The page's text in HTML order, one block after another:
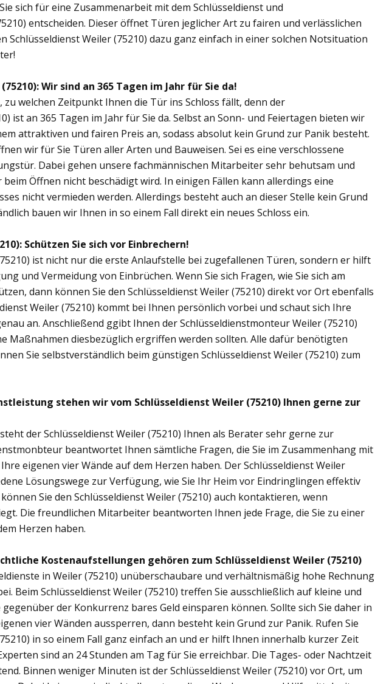
sich für eine Zusammenarbeit mit dem Schlüsseldienst und
entscheiden. Dieser öffnet Türen jeglicher Art zu fairen und verlässlichen
Schlüsseldienst Weiler (75210) dazu ganz einfach in einer solchen Notsituation
Wir sind an 365 Tagen im Jahr für Sie da!
zu welchen Zeitpunkt Ihnen die Tür ins Schloss fällt, denn der
ist an 365 Tagen im Jahr für Sie da. Selbst an Sonn- und Feiertagen bieten wir
attraktiven und fairen Preis an, sodass absolut kein Grund zur Panik besteht.
wir für Sie Türen aller Arten und Bauweisen. Sei es eine verschlossene
Dabei gehen unsere fachmännischen Mitarbeiter sehr behutsam und
Öffnen nicht beschädigt wird. In einigen Fällen kann allerdings eine
nicht vermieden werden. Allerdings besteht auch an dieser Stelle kein Grund
bauen wir Ihnen in so einem Fall direkt ein neues Schloss ein.
Schützen Sie sich vor Einbrechern!
ist nicht nur die erste Anlaufstelle bei zugefallenen Türen, sondern er hilft
und Vermeidung von Einbrüchen. Wenn Sie sich Fragen, wie Sie sich am
dann können Sie den Schlüsseldienst Weiler (75210) direkt vor Ort ebenfalls
Weiler (75210) kommt bei Ihnen persönlich vorbei und schaut sich Ihre
an. Anschließend ggibt Ihnen der Schlüsseldienstmonteur Weiler (75210)
Maßnahmen diesbezüglich ergriffen werden sollten. Alle dafür benötigten
Sie selbstverständlich beim günstigen Schlüsseldienst Weiler (75210) zum
stehen wir vom Schlüsseldienst Weiler (75210) Ihnen gerne zur
der Schlüsseldienst Weiler (75210) Ihnen als Berater sehr gerne zur
beantwortet Ihnen sämtliche Fragen, die Sie im Zusammenhang mit
eigenen vier Wände auf dem Herzen haben. Der Schlüsseldienst Weiler
Lösungswege zur Verfügung, wie Sie Ihr Heim vor Eindringlingen effektiv
Sie den Schlüsseldienst Weiler (75210) auch kontaktieren, wenn
Die freundlichen Mitarbeiter beantworten Ihnen jede Frage, die Sie zu einer
Herzen haben.
Kostenaufstellungen gehören zum Schlüsseldienst Weiler (75210)
in Weiler (75210) unüberschaubare und verhältnismäßig hohe Rechnung
Beim Schlüsseldienst Weiler (75210) treffen Sie ausschließlich auf kleine und
der Konkurrenz bares Geld einsparen können. Sollte sich Sie daher in
vier Wänden aussperren, dann besteht kein Grund zur Panik. Rufen Sie
in so einem Fall ganz einfach an und er hilft Ihnen innerhalb kurzer Zeit
sind an 24 Stunden am Tag für Sie erreichbar. Die Tages- oder Nachtzeit
Binnen weniger Minuten ist der Schlüsseldienst Weiler (75210) vor Ort, um